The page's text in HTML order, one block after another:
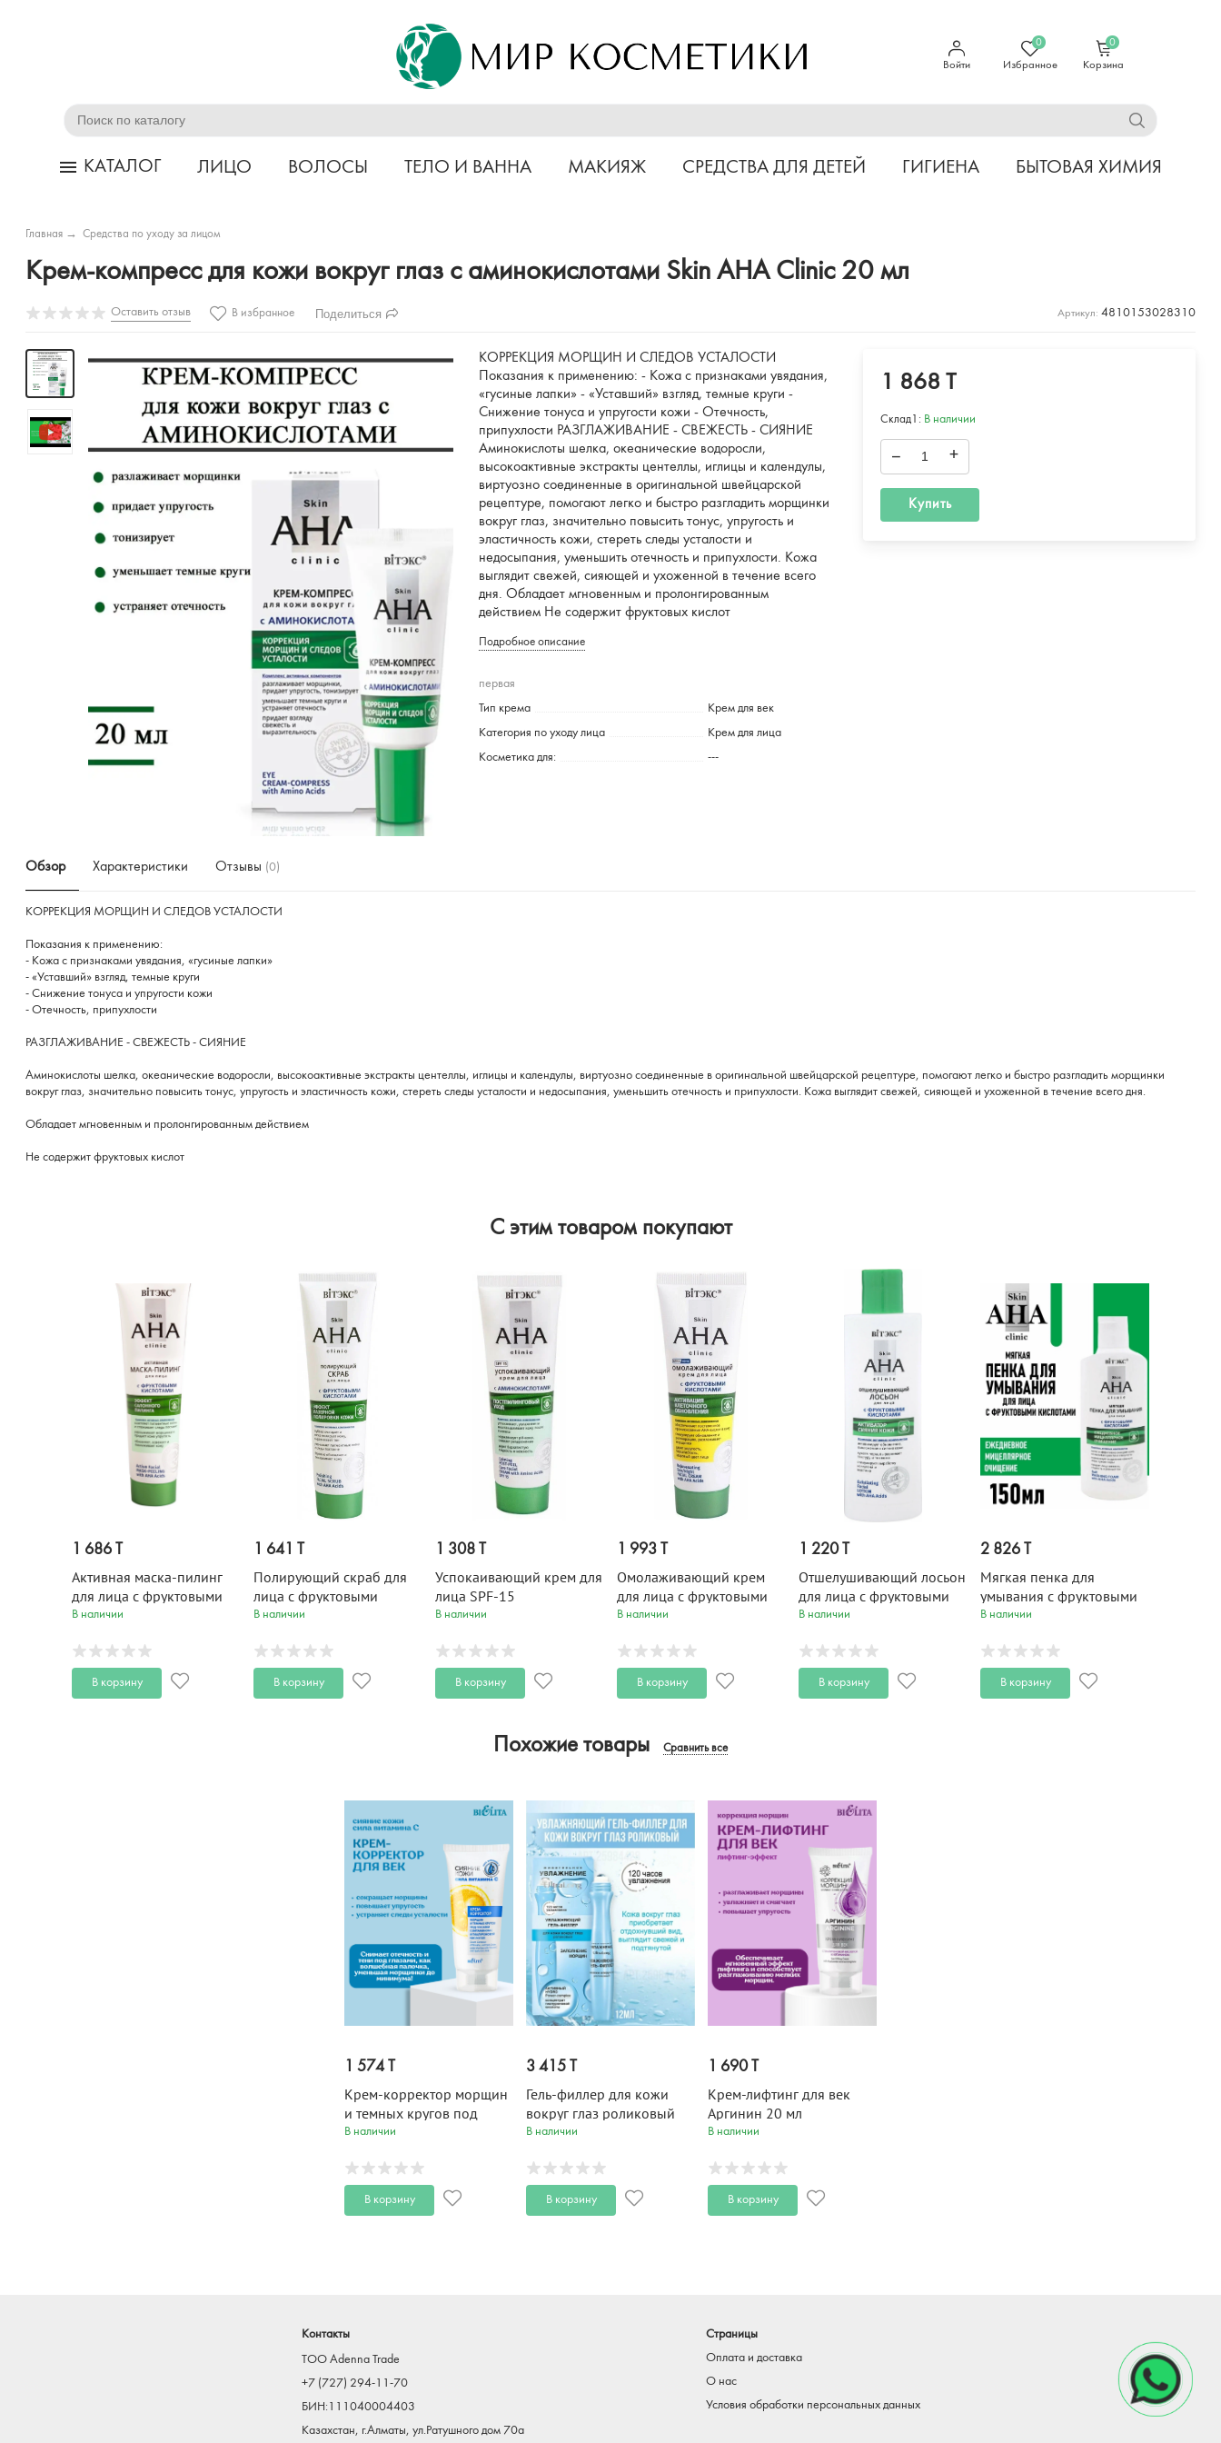
Войти
0
Избранное
0
Корзина
КАТАЛОГ ЛИЦО ВОЛОСЫ ТЕЛО И ВАННА МАКИЯЖ СРЕДСТВА ДЛЯ ДЕТЕЙ ГИГИЕНА БЫТОВАЯ ХИМИЯ
Главная → Средства по уходу за лицом
Крем-компресс для кожи вокруг глаз с аминокислотами Skin AHA Clinic 20 мл
Оставить отзыв В избранное Поделиться Артикул: 4810153028310
КОРРЕКЦИЯ МОРЩИН И СЛЕДОВ УСТАЛОСТИ
Показания к применению: - Кожа с признаками увядания,
«гусиные лапки» - «Уставший» взгляд, темные круги -
Снижение тонуса и упругости кожи - Отечность,
припухлости РАЗГЛАЖИВАНИЕ - СВЕЖЕСТЬ - СИЯНИЕ
Аминокислоты шелка, океанические водоросли,
высокоактивные экстракты центеллы, иглицы и календулы,
виртуозно соединенные в оригинальной швейцарской
рецептуре, помогают легко и быстро разгладить морщинки
вокруг глаз, значительно повысить тонус, упругость и
эластичность кожи, стереть следы усталости и
недосыпания, уменьшить отечность и припухлости. Кожа
выглядит свежей, сияющей и ухоженной в течение всего
дня. Обладает мгновенным и пролонгированным
действием Не содержит фруктовых кислот
Подробное описание
первая
Тип крема Крем для век
Категория по уходу лица Крем для лица
Косметика для: ---
1 868 T
Склад1: В наличии
– +
Купить
Обзор Характеристики Отзывы (0)
КОРРЕКЦИЯ МОРЩИН И СЛЕДОВ УСТАЛОСТИ
Показания к применению:
- Кожа с признаками увядания, «гусиные лапки»
- «Уставший» взгляд, темные круги
- Снижение тонуса и упругости кожи
- Отечность, припухлости
РАЗГЛАЖИВАНИЕ - СВЕЖЕСТЬ - СИЯНИЕ
Аминокислоты шелка, океанические водоросли, высокоактивные экстракты центеллы, иглицы и календулы, виртуозно соединенные в оригинальной швейцарской рецептуре, помогают легко и быстро разгладить морщинки
вокруг глаз, значительно повысить тонус, упругость и эластичность кожи, стереть следы усталости и недосыпания, уменьшить отечность и припухлости. Кожа выглядит свежей, сияющей и ухоженной в течение всего дня.
Обладает мгновенным и пролонгированным действием
Не содержит фруктовых кислот
C этим товаром покупают
1 686 T
Активная маска-пилинг
для лица с фруктовыми
кислотами Skin AHA Clinic
В наличии
В корзину
1 641 T
Полирующий скраб для
лица с фруктовыми
кислотами Skin AHA Clinic
В наличии
В корзину
1 308 T
Успокаивающий крем для
лица SPF-15
постпилинговый уход
В наличии
В корзину
1 993 T
Омолаживающий крем
для лица с фруктовыми
кислотами, день/ночь Skin
В наличии
В корзину
1 220 T
Отшелушивающий лосьон
для лица с фруктовыми
кислотами Skin AHA Clinic
В наличии
В корзину
2 826 T
Мягкая пенка для
умывания с фруктовыми
кислотами Skin AHA Clinic
В наличии
В корзину
Похожие товары Сравнить все
1 574 T
Крем-корректор морщин
и темных кругов под
глазами Сияние кожи 20
В наличии
В корзину
3 415 T
Гель-филлер для кожи
вокруг глаз роликовый
УВЛАЖНЕНИЕ UltraLong
В наличии
В корзину
1 690 T
Крем-лифтинг для век
Аргинин 20 мл
В наличии
В корзину
Контакты
TOO Adenna Trade
+7 (727) 294-11-70
БИН:111040004403
Казахстан, г.Алматы, ул.Ратушного дом 70а
Страницы
Оплата и доставка
О нас
Условия обработки персональных данных